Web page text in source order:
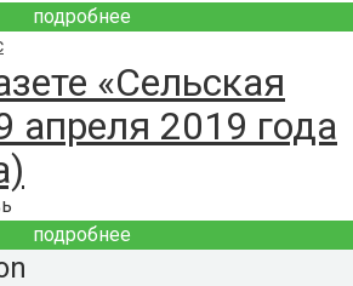
подробнее
«Сельская
апреля 2019 года
подробнее